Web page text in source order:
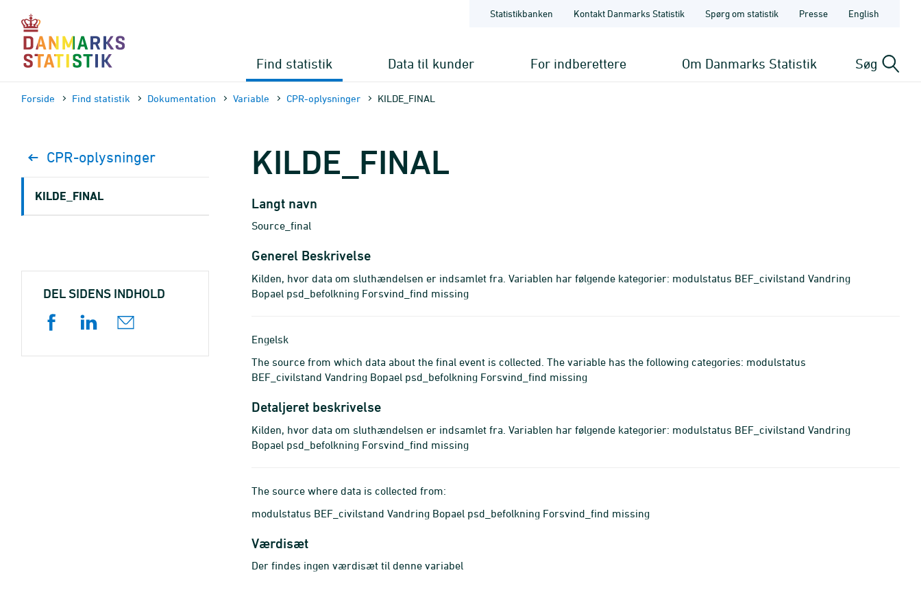
sidens
indhold
Statistikbanken Kontakt Danmarks Statistik Spørg om statistik Presse English
Find statistik Data til kunder For indberettere Om Danmarks Statistik Søg
Forside Find statistik Dokumen­tation Variable CPR-oplysninger KILDE_FINAL
KILDE_FINAL
Langt navn
Source_final
Generel Beskrivelse
Kilden, hvor data om sluthændelsen er indsamlet fra. Variablen har følgende kategorier: modulstatus BEF_civilstand Vandring
Bopael psd_befolkning Forsvind_find missing
Engelsk
The source from which data about the final event is collected. The variable has the following categories: modulstatus
BEF_civilstand Vandring Bopael psd_befolkning Forsvind_find missing
Detaljeret beskrivelse
Kilden, hvor data om sluthændelsen er indsamlet fra. Variablen har følgende kategorier: modulstatus BEF_civilstand Vandring
Bopael psd_befolkning Forsvind_find missing
The source where data is collected from:
modulstatus BEF_civilstand Vandring Bopael psd_befolkning Forsvind_find missing
Værdisæt
Der findes ingen værdisæt til denne variabel
CPR-oplysninger
KILDE_FINAL
DEL SIDENS INDHOLD